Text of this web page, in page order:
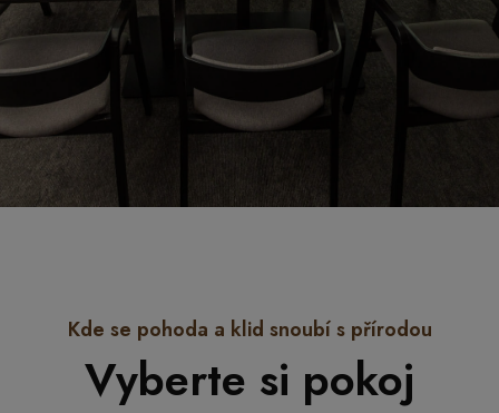
Kde se pohoda a klid snoubí s přírodou
Vyberte si pokoj